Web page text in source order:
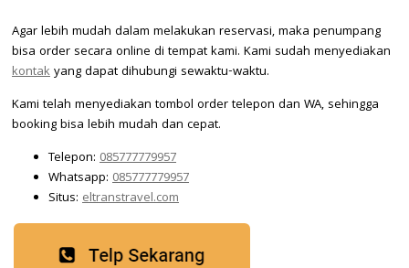
Agar lebih mudah dalam melakukan reservasi, maka penumpang
bisa order secara online di tempat kami. Kami sudah menyediakan
kontakyang dapat dihubungi sewaktu-waktu.
Kami telah menyediakan tombol order telepon dan WA, sehingga
booking bisa lebih mudah dan cepat.
Telepon: 085777779957
Whatsapp: 085777779957
Situs: eltranstravel.com